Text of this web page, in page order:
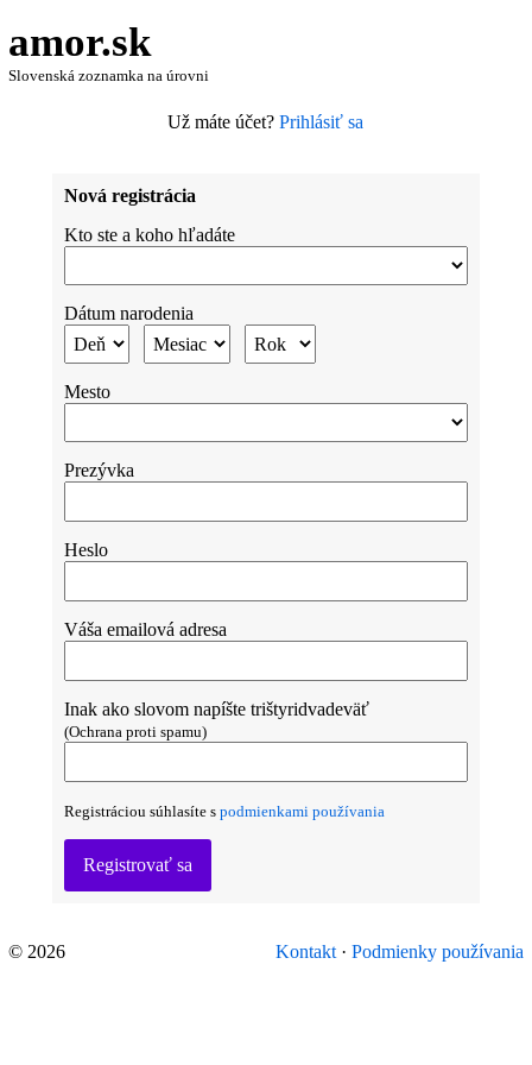
amor.sk
Slovenská zoznamka na úrovni
Už máte účet?Prihlásiť sa
Nová registrácia
Kto ste a koho hľadáte
Dátum narodenia
Mesto
Prezývka
Heslo
Váša emailová adresa
Inak ako slovom napíšte trištyridvadeväť
(Ochrana proti spamu)
Registráciou súhlasíte s podmienkami používania
Registrovať sa
© 2026 Kontakt· Podmienky používania